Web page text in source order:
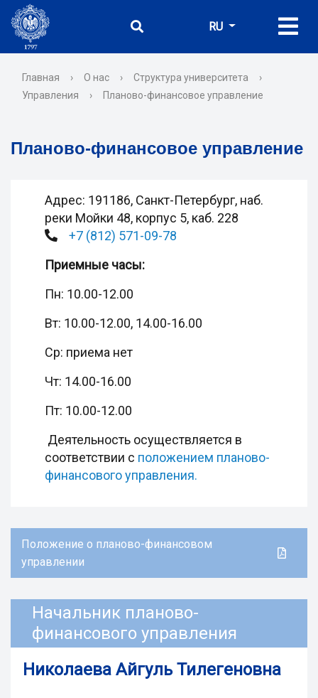
RU
Главная › О нас › Структура университета
›
Управления
› Планово-финансовое управление
Планово-финансовое управление
Адрес: 191186, Санкт-Петербург, наб.
реки Мойки 48, корпус 5, каб. 228
+7 (812) 571-09-78
Приемные часы:
Пн: 10.00-12.00
Вт: 10.00-12.00, 14.00-16.00
Ср: приема нет
Чт: 14.00-16.00
Пт: 10.00-12.00
Деятельность осуществляется в
соответствии с положением планово-
финансового управления.
Положение о планово-финансовом
управлении
Начальник планово-
финансового управления
Николаева Айгуль Тилегеновна